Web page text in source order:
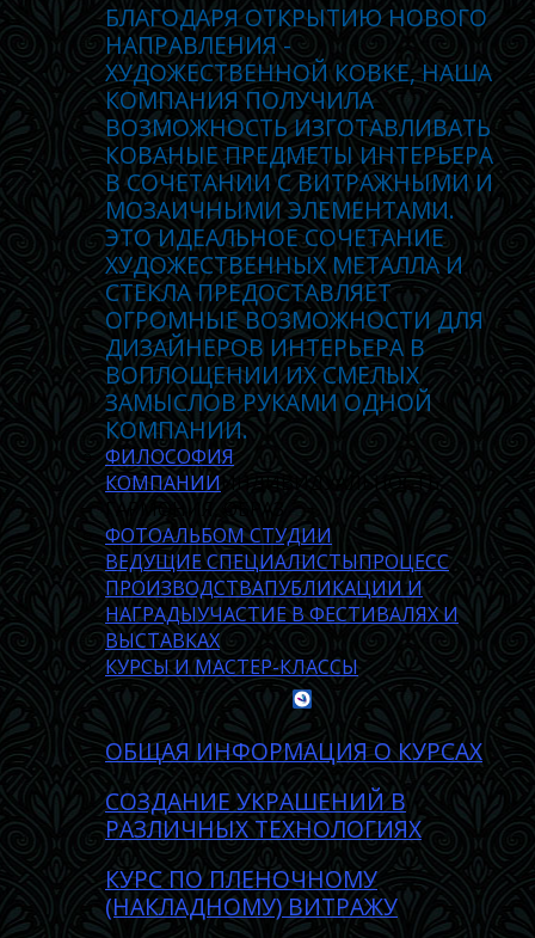
БЛАГОДАРЯ ОТКРЫТИЮ НОВОГО
НАПРАВЛЕНИЯ -
ХУДОЖЕСТВЕННОЙ КОВКЕ, НАША
КОМПАНИЯ ПОЛУЧИЛА
ВОЗМОЖНОСТЬ ИЗГОТАВЛИВАТЬ
КОВАНЫЕ ПРЕДМЕТЫ ИНТЕРЬЕРА
В СОЧЕТАНИИ С ВИТРАЖНЫМИ И
МОЗАИЧНЫМИ ЭЛЕМЕНТАМИ.
ЭТО ИДЕАЛЬНОЕ СОЧЕТАНИЕ
ХУДОЖЕСТВЕННЫХ МЕТАЛЛА И
СТЕКЛА ПРЕДОСТАВЛЯЕТ
ОГРОМНЫЕ ВОЗМОЖНОСТИ ДЛЯ
ДИЗАЙНЕРОВ ИНТЕРЬЕРА В
ВОПЛОЩЕНИИ ИХ СМЕЛЫХ
ЗАМЫСЛОВ РУКАМИ ОДНОЙ
КОМПАНИИ.
ФИЛОСОФИЯ
КОМПАНИИИНДИВИДУАЛЬНОСТЬ,
ГАРМОНИЯ, ОБРАЗ
ФОТОАЛЬБОМ СТУДИИ
ВЕДУЩИЕ СПЕЦИАЛИСТЫПРОЦЕСС
ПРОИЗВОДСТВАПУБЛИКАЦИИ И
НАГРАДЫУЧАСТИЕ В ФЕСТИВАЛЯХ И
ВЫСТАВКАХ
КУРСЫ И МАСТЕР-КЛАССЫ
ОБЩАЯ ИНФОРМАЦИЯ О КУРСАХ
CОЗДАНИE УКРАШЕНИЙ В
РАЗЛИЧНЫХ ТЕХНОЛОГИЯХ
КУРС ПО ПЛЕНОЧНОМУ
(НАКЛАДНОМУ) ВИТРАЖУ